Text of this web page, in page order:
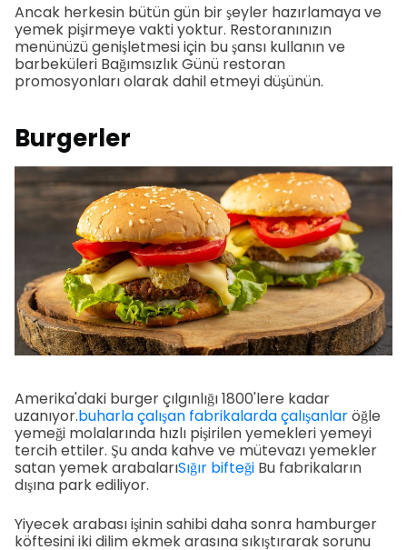
Ancak herkesin bütün gün bir şeyler hazırlamaya ve
yemek pişirmeye vakti yoktur. Restoranınızın
menünüzü genişletmesi için bu şansı kullanın ve
barbeküleri Bağımsızlık Günü restoran
promosyonları olarak dahil etmeyi düşünün.
Burgerler
Amerika'daki burger çılgınlığı 1800'lere kadar
uzanıyor.buharla çalışan fabrikalarda çalışanlaröğle
yemeği molalarında hızlı pişirilen yemekleri yemeyi
tercih ettiler. Şu anda kahve ve mütevazı yemekler
satan yemek arabalarıSığır bifteği Bu fabrikaların
dışına park ediliyor.
Yiyecek arabası işinin sahibi daha sonra hamburger
köftesini iki dilim ekmek arasına sıkıştırarak sorunu